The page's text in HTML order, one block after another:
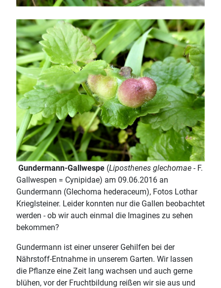
Gundermann-Gallwespe (Liposthenes glechomae - F.
Gallwespen = Cynipidae) am 09.06.2016 an
Gundermann (Glechoma hederaceum), Fotos Lothar
Krieglsteiner. Leider konnten nur die Gallen beobachtet
werden - ob wir auch einmal die Imagines zu sehen
bekommen?
Gundermann ist einer unserer Gehilfen bei der
Nährstoff-Entnahme in unserem Garten. Wir lassen
die Pflanze eine Zeit lang wachsen und auch gerne
blühen, vor der Fruchtbildung reißen wir sie aus und